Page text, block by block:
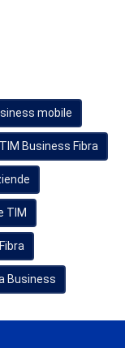
mobile
Business Fibra
TIM
Business